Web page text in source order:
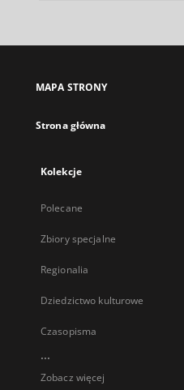
MAPA STRONY
Strona główna
Kolekcje
Polecane
Zbiory specjalne
Regionalia
Dziedzictwo kulturowe
Czasopisma
...
Zobacz więcej